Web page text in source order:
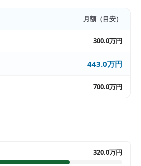
月額（目安）
300.0万円
443.0万円
700.0万円
320.0万円